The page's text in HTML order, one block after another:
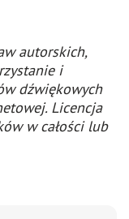
autorskich,
i
dźwiękowych
Licencja
w całości lub